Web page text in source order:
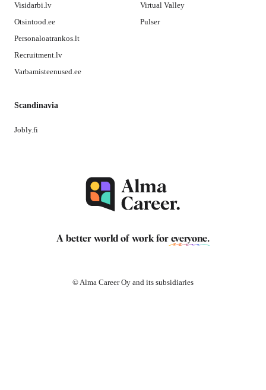
Visidarbi.lv
Otsintood.ee
Personaloatrankos.lt
Recruitment.lv
Varbamisteenused.ee
Virtual Valley
Pulser
Scandinavia
Jobly.fi
A better world of work for everyone.
© Alma Career Oy and its subsidiaries